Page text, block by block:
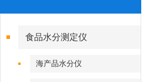
食品水分测定仪
海产品水分仪